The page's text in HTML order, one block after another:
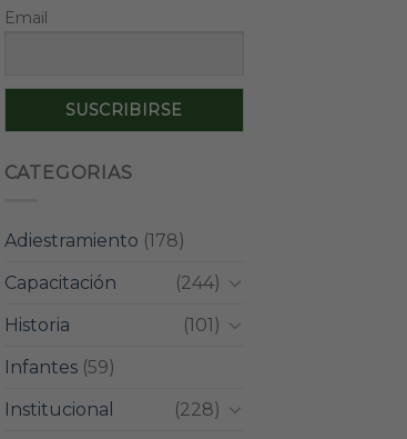
Email
CATEGORIAS
Adiestramiento (178)
Capacitación
(244)
Historia
(101)
Infantes(59)
Institucional
(228)